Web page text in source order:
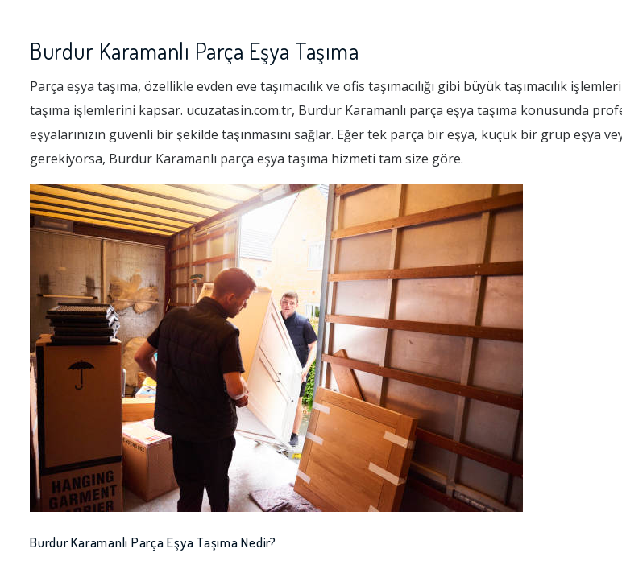
Burdur Karamanlı Parça Eşya Taşıma
Parça eşya taşıma, özellikle evden eve taşımacılık ve ofis taşımacılığı gibi büyük taşımacılık
taşıma işlemlerini kapsar. ucuzatasin.com.tr, Burdur Karamanlı parça eşya taşıma konusunda
eşyalarınızın güvenli bir şekilde taşınmasını sağlar. Eğer tek parça bir eşya, küçük bir grup eşya
gerekiyorsa, Burdur Karamanlı parça eşya taşıma hizmeti tam size göre.
Burdur Karamanlı Parça Eşya Taşıma Nedir?